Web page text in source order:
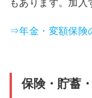
もあります。加入
⇒年金・変額保険
保険・貯蓄